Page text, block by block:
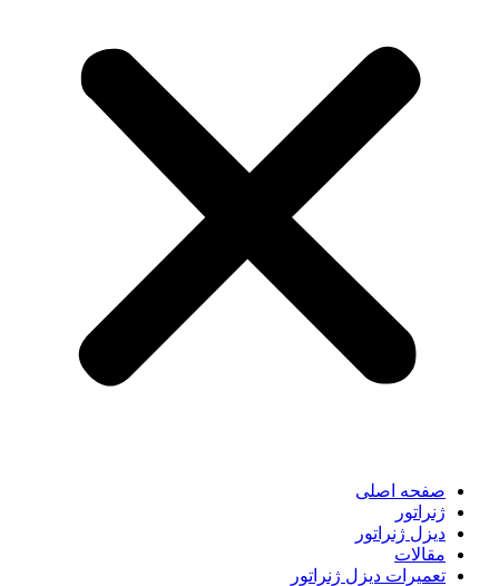
صفحه اصلی
ژنراتور
دیزل ژنراتور
مقالات
تعمیرات دیزل ژنراتور